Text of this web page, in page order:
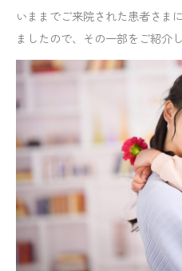
いままでご来院された患者さま
ましたので、その一部をご紹介し